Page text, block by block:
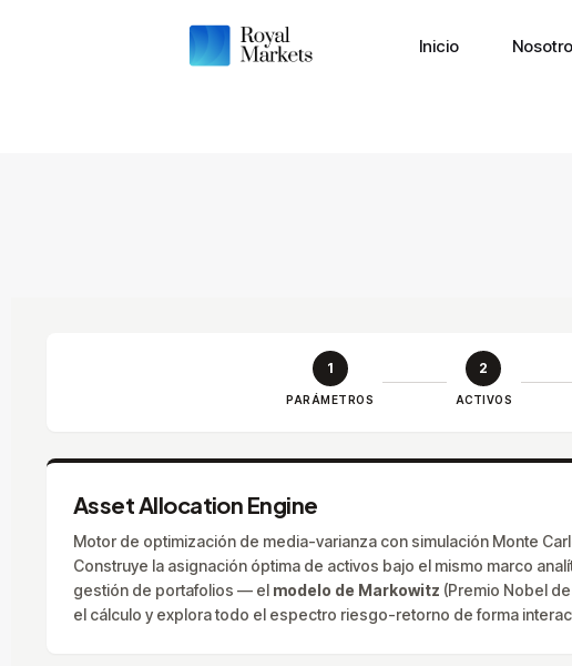
Inicio
1
PARÁMETROS
2
ACTIVOS
Asset Allocation Engine
Motor de optimización de media-varianza con simulación Monte
Construye la asignación óptima de activos bajo el mismo marco
gestión de portafolios — el modelo de Markowitz (Premio Nobel
el cálculo y explora todo el espectro riesgo-retorno de forma